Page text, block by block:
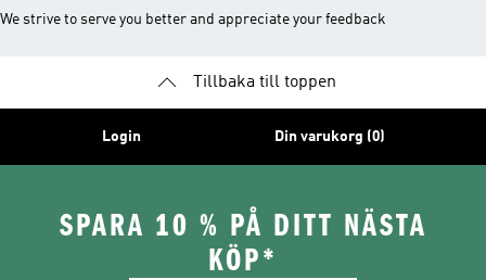
We strive to serve you better and appreciate your feedback
Tillbaka till toppen
Login Din varukorg (0)
SPARA 10 % PÅ DITT NÄSTA
KÖP*